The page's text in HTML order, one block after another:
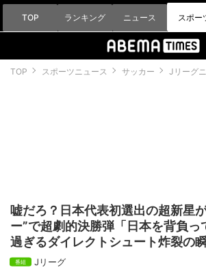
TOP ランキング ニュース スポー
TOP スポーツニュース サッカー Jリーグ
嘘だろ？日本代表初選出の超新星
ー”で超劇的決勝弾「日本を背負っ
過ぎるダイレクトシュート炸裂の
Jリーグ